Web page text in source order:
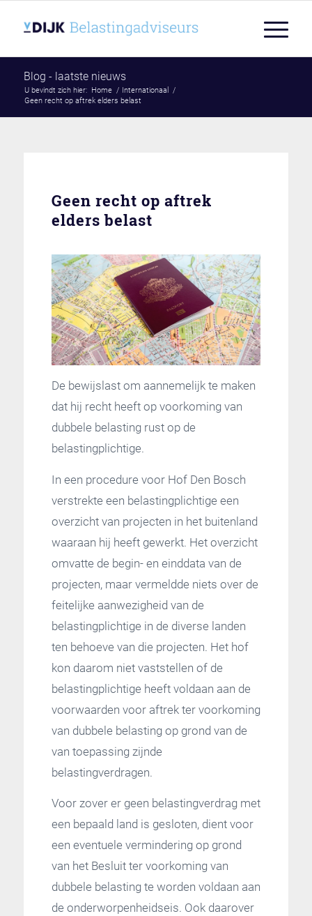
Blog - laatste nieuws
U bevindt zich hier: Home / Internationaal
/
Geen recht op aftrek elders belast
Geen recht op aftrek
elders belast
De bewijslast om aannemelijk te maken
dat hij recht heeft op voorkoming van
dubbele belasting rust op de
belastingplichtige.
In een procedure voor Hof Den Bosch
verstrekte een belastingplichtige een
overzicht van projecten in het buitenland
waaraan hij heeft gewerkt. Het overzicht
omvatte de begin- en einddata van de
projecten, maar vermeldde niets over de
feitelijke aanwezigheid van de
belastingplichtige in de diverse landen
ten behoeve van die projecten. Het hof
kon daarom niet vaststellen of de
belastingplichtige heeft voldaan aan de
voorwaarden voor aftrek ter voorkoming
van dubbele belasting op grond van de
van toepassing zijnde
belastingverdragen.
Voor zover er geen belastingverdrag met
een bepaald land is gesloten, dient voor
een eventuele vermindering op grond
van het Besluit ter voorkoming van
dubbele belasting te worden voldaan aan
de onderworpenheidseis. Ook daarover